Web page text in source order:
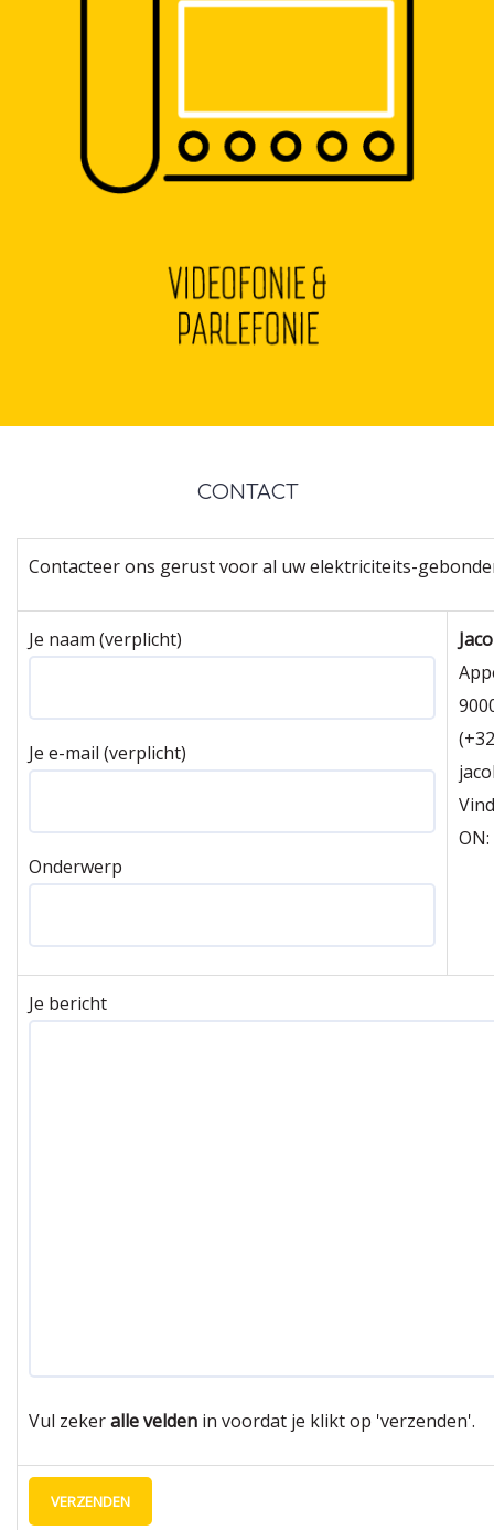
CONTACT
Contacteer ons gerust voor al uw elektriciteits-
Je naam (verplicht)
Je e-mail (verplicht)
Onderwerp
Je bericht
Vul zekeralle velden in voordat je klikt op 'verzenden'.